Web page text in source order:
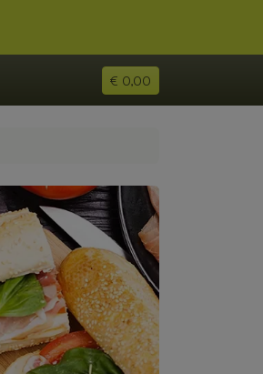
€ 0,00